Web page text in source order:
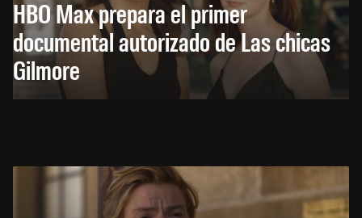
HBO Max prepara el primer
documental autorizado de Las chicas
Gilmore